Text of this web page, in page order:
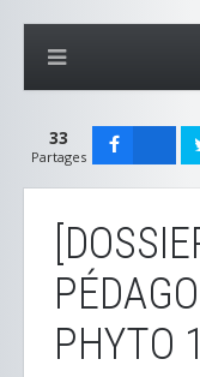
33
Partages
PHYTO